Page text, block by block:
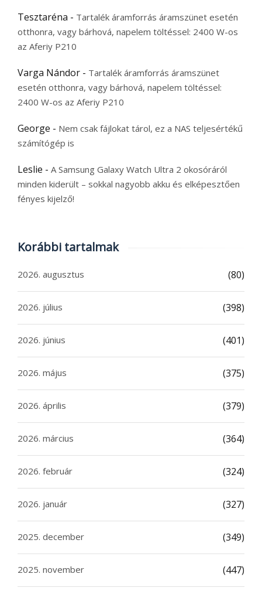
Tesztaréna - Tartalék áramforrás áramszünet esetén
otthonra, vagy bárhová, napelem töltéssel: 2400 W-os
az Aferiy P210
Varga Nándor - Tartalék áramforrás áramszünet
esetén otthonra, vagy bárhová, napelem töltéssel:
2400 W-os az Aferiy P210
George - Nem csak fájlokat tárol, ez a NAS teljesértékű
számítógép is
Leslie - A Samsung Galaxy Watch Ultra 2 okosóráról
minden kiderült – sokkal nagyobb akku és elképesztően
fényes kijelző!
Korábbi tartalmak
2026. augusztus (80)
2026. július (398)
2026. június (401)
2026. május (375)
2026. április (379)
2026. március (364)
2026. február (324)
2026. január (327)
2025. december (349)
2025. november (447)